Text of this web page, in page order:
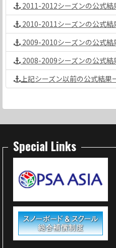
2011-2012シーズンの公式結
2010-2011シーズンの公式結
2009-2010シーズンの公式結
2008-2009シーズンの公式結
上記シーズン以前の公式結果
Special Links